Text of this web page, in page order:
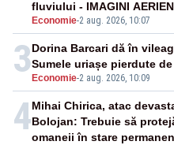
Economie-2 aug. 2026, 10:07
fluviului - IMAGINI
3 Economie-2 aug. 2026, 10:09
Dorina Barcari dă în
Sumele uriașe pierdute
4Mihai Chirica, atac
Bolojan: Trebuie să
omaneii în stare